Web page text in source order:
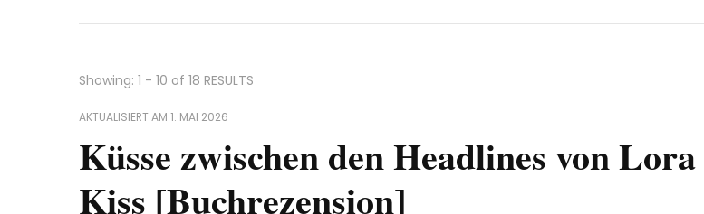
Showing: 1 - 10 of 18 RESULTS
AKTUALISIERT AM1. MAI 2026
Küsse zwischen den Headlines von
Kiss [Buchrezension]